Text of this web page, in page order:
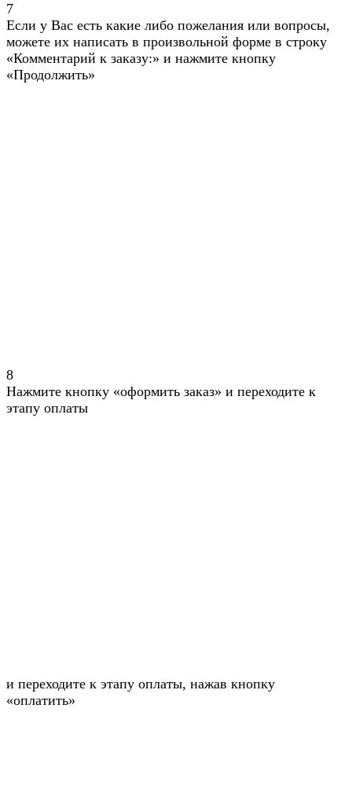
7
Если у Вас есть какие либо пожелания или вопросы,
можете их написать в произвольной форме в строку
«Комментарий к заказу:» и нажмите кнопку
«Продолжить»
8
Нажмите кнопку «оформить заказ» и переходите к
этапу оплаты
и переходите к этапу оплаты, нажав кнопку
«оплатить»